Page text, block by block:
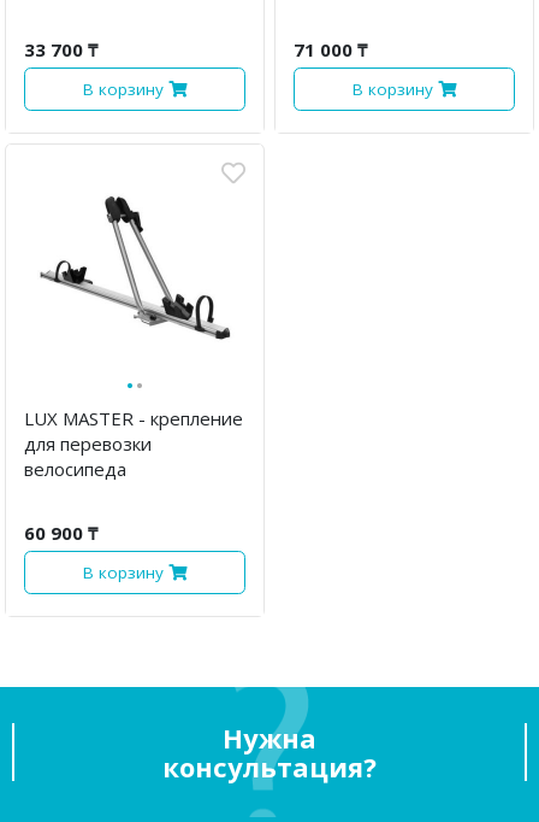
33 700 ₸
В корзину
71 000 ₸
В корзину
··
LUX MASTER - крепление
для перевозки
велосипеда
60 900 ₸
В корзину
Нужна
консультация?